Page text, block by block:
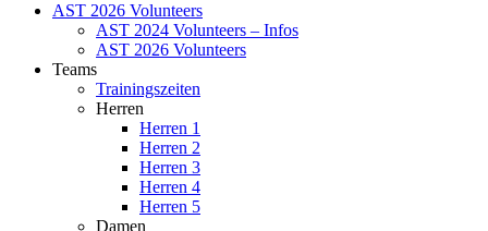
AST 2026 Volunteers
AST 2024 Volunteers – Infos
AST 2026 Volunteers
Teams
Trainingszeiten
Herren
Herren 1
Herren 2
Herren 3
Herren 4
Herren 5
Damen